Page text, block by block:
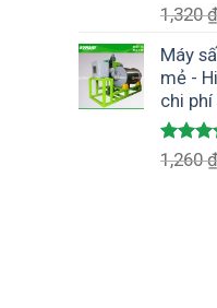
Được
hạng
5 sao
1,320₫
Máy
mẻ -
chi
Được
hạng
1,260₫